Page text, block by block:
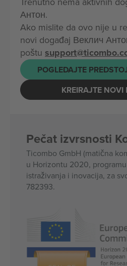
Антон.
Ako mislite da ovo nije u
novi događaj Веклич
poštu
POGLEDAJTE
KREIRAJTE
Pečat izvrsnosti
Ticombo GmbH (matična
u Horizontu 2020,
istraživanja i inovacija, za
782393.